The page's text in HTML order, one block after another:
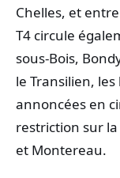
Chelles, et
T4 circule
sous-Bois,
le Transilien, les
annoncées en
restriction sur
et Montereau.